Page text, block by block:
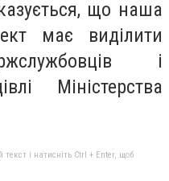
що наша
має виділити
і
Міністерства
і натисніть Ctrl + Enter, щоб